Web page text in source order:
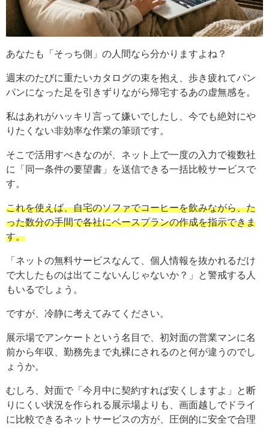
あなたも「そっち側」の人間なら分かりますよね？
週末のたびに重たいカタログの束を抱え、歩き疲れてパン
パンになった足を引きずりながら帰宅するあの虚無感を。
私はあれがハッキリ言って嫌いでしたし、今でも絶対にや
りたくない非効率な作業の筆頭です。
そこで活用すべきなのが、ネット上で一度の入力で複数社
に「同一条件の要望書」を送信できる一括比較サービスで
す。
これを使えば、自宅のソファでコーヒーを飲みながら、た
った数分の手間で各社にベースプランの作成を指示できま
す。
「ネットの無料サービスなんて、個人情報を抜かれるだけ
で大したものは出てこないんじゃないか？」と警戒する人
もいるでしょう。
ですが、冷静に考えてみてください。
展示場でアンケートという名目で、初対面の営業マンに名
前から年収、勤務先まで丸裸にされるのと何が違うのでし
ょうか。
むしろ、対面で「今月中に契約すれば安くしますよ」と断
りにくい状況を作られる展示場よりも、画面越しでドライ
に比較できるネットサービスの方が、圧倒的に安全で合理